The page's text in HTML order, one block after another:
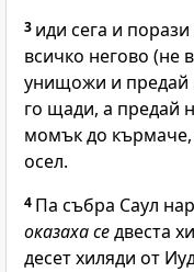
3 иди сега и
всичко негово (не
унищожи и предай
го щади, а предай
момък до кърмаче,
осел.
4 Па събра Саул
оказаха седвеста
десет хиляди от